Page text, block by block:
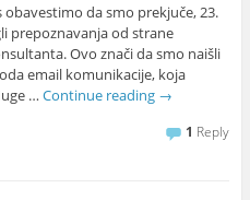
da smo prekjuče, 23.
prepoznavanja od strane
Ovo znači da smo naišli
email komunikacije, koja
… Continue reading →
1 Reply